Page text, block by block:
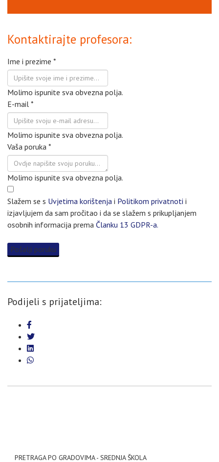
Kontaktirajte profesora:
Ime i prezime *
Molimo ispunite sva obvezna polja.
E-mail *
Molimo ispunite sva obvezna polja.
Vaša poruka *
Molimo ispunite sva obvezna polja.
Slažem se s Uvjetima korištenja i Politikom privatnoti i
izjavljujem da sam pročitao i da se slažem s prikupljanjem
osobnih informacija prema Članku 13 GDPR-a.
Pošalji poruku
Podijeli s prijateljima:
PRETRAGA PO GRADOVIMA - SREDNJA ŠKOLA